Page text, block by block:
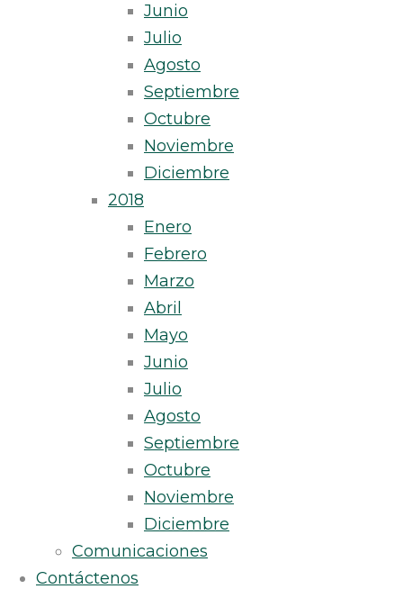
Junio
Julio
Agosto
Septiembre
Octubre
Noviembre
Diciembre
2018
Enero
Febrero
Marzo
Abril
Mayo
Junio
Julio
Agosto
Septiembre
Octubre
Noviembre
Diciembre
Comunicaciones
Contáctenos